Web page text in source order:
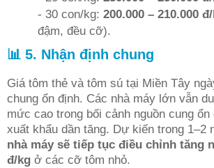
- 30 con/kg: 200.000 – 210.000
đậm, đều cỡ).
📊 5. Nhận định chung
Giá tôm thẻ và tôm sú tại Miền Tây
chung ổn định. Các nhà máy lớn vẫn
mức cao trong bối cảnh nguồn cung
xuất khẩu dần tăng. Dự kiến trong 1–2
nhà máy sẽ tiếp tục điều chỉnh tăng
đ/kg ở các cỡ tôm nhỏ.